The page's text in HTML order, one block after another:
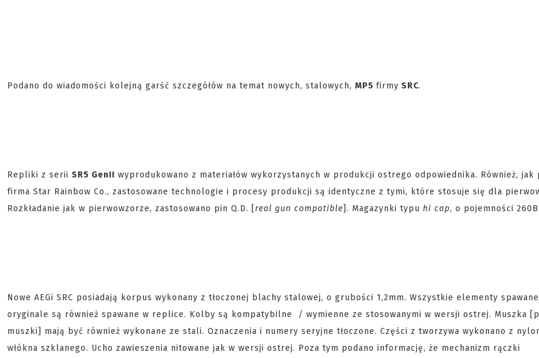
Podano do wiadomości kolejną garść szczegółów na temat nowych, stalowych, MP5 firmy SRC.
Repliki z serii SR5 GenII wyprodukowano z materiałów wykorzystanych w produkcji ostrego odpowiednika. Również, jak
firma Star Rainbow Co., zastosowane technologie i procesy produkcji są identyczne z tymi, które stosuje się dla
Rozkładanie jak w pierwowzorze, zastosowano pin Q.D. [real gun compatible]. Magazynki typu hi cap, o pojemności
Nowe AEGi SRC posiadają korpus wykonany z tłoczonej blachy stalowej, o grubości 1,2mm. Wszystkie elementy
oryginale są również spawane w replice. Kolby są kompatybilne / wymienne ze stosowanymi w wersji ostrej. Muszka
muszki] mają być również wykonane ze stali. Oznaczenia i numery seryjne tłoczone. Części z tworzywa wykonano z
włókna szklanego. Ucho zawieszenia nitowane jak w wersji ostrej. Poza tym podano informację, że mechanizm rączki